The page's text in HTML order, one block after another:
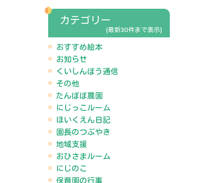
カテゴリー
(最新30件まで表示)
おすすめ絵本
お知らせ
くいしんぼう通信
その他
たんぽぽ農園
にじっこルーム
ほいくえん日記
園長のつぶやき
地域支援
おひさまルーム
にじのこ